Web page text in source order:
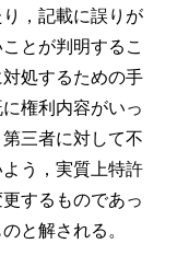
，記載に誤りが
とが判明するこ
処するための手
権利内容がいっ
三者に対して不
う，実質上特許
するものであっ
と解される。